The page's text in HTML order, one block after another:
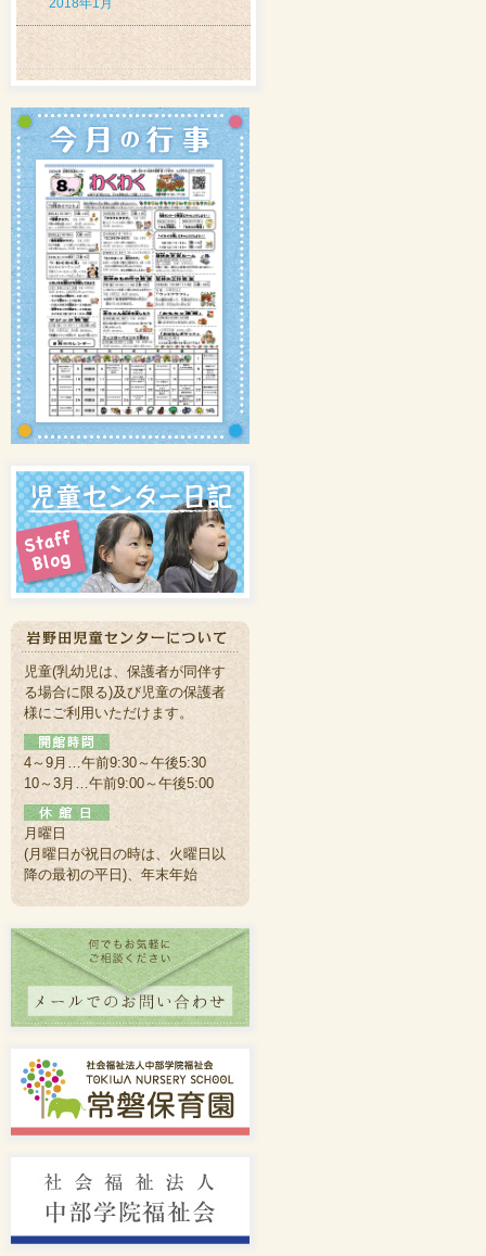
2018年1月
児童(乳幼児は、保護者が同伴す
る場合に限る)及び児童の保護者
様にご利用いただけます。
4～9月…午前9:30～午後5:30
10～3月…午前9:00～午後5:00
月曜日
(月曜日が祝日の時は、火曜日以
降の最初の平日)、年末年始